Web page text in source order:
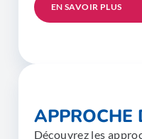
EN SAVOIR PLUS
APPROCHE
Découvrez les